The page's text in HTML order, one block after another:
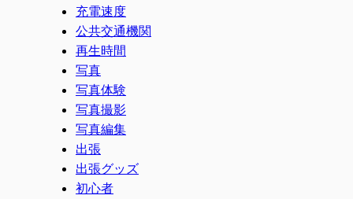
充電速度
公共交通機関
再生時間
写真
写真体験
写真撮影
写真編集
出張
出張グッズ
初心者